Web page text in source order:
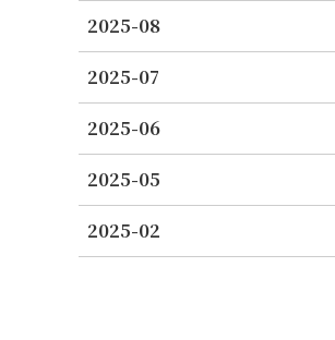
2025-08
2025-07
2025-06
2025-05
2025-02